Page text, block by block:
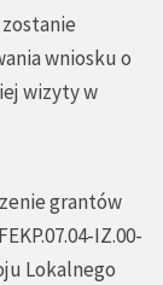
wniosku o
wizyty w
grantów
IZ.00-
Lokalnego